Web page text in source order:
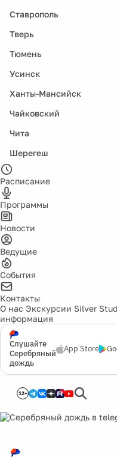
Ставрополь
Тверь
Тюмень
Усинск
Ханты-Мансийск
Чайковский
Чита
Шерегеш
Расписание
Программы
Новости
Ведущие
События
Контакты
О нас Экскурсии Silver
информация
Слушайте
Серебряный
дождь
App Store
12+